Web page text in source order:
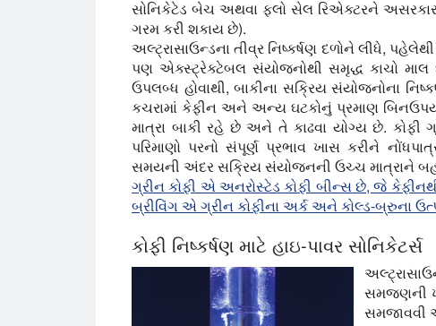
સોનિકેટેડ બેચ અથવા ફ્લો સેલ રિએક્ટરને
ગરમ કરી શકાય છે).
અલ્ટ્રાસાઉન્ડના તીવ્ર નિષ્કર્ષણ દળોને લીધે,
પણ એક્સ્ટ્રેક્ટેબલ સંયોજનોથી સમૃદ્ધ કાચો માલ
ઉપલબ્ધ હોવાથી, બાકીના સક્રિય સંયોજનોના
કચરામાં કેફીન અને અન્ય ઘટકોનું પ્રમાણ
માત્રા બાકી રહે છે અને તે કાઢવા યોગ્ય છે. કોફી
પરિમાણો પરનો સંપૂર્ણ પ્રભાવ ખાસ કરીને
સમયની અંદર સક્રિય સંયોજનની ઉચ્ચ માત્રાને
ગ્રીન કોફી એ અનરોસ્ટેડ કોફી બીન્સ છે, જે
બ્રીવિંગ એ ગ્રીન કોફીના અર્ક અને કોલ્ડ-બ્રુના
કોફી નિષ્કર્ષણ માટે હાઇ-પાવર સોનિકેટર્સ
સમજણની
સમજાવવી